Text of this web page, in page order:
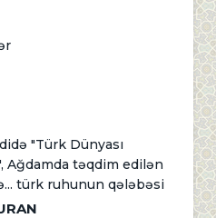
"Türk Dünyası
Ağdamda təqdim edilən
türk ruhunun qələbəsi